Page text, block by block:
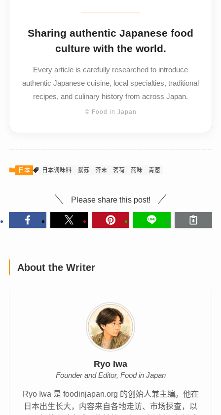
Sharing authentic Japanese food
culture with the world.
Every article is carefully researched to introduce
authentic Japanese cuisine, local specialties, traditional
recipes, and culinary history from across Japan.
© Food in Japan
日本 日本调味料 紫苏 芥末 茗荷 药味 青葱
Please share this post!
About the Writer
Ryo Iwa
Founder and Editor, Food in Japan
Ryo Iwa 是 foodinjapan.org 的创始人兼主编。他在
日本出生长大，内容来自各地走访、市场探查，以